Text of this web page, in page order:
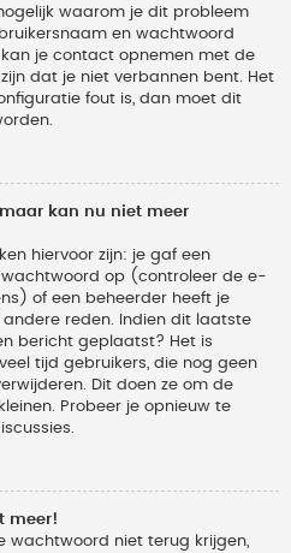
waarom je dit probleem
en wachtwoord
kan je contact opnemen met de
dat je niet verbannen bent. Het
fout is, dan moet dit
kan nu niet meer
hiervoor zijn: je gaf een
op (controleer de e-
of een beheerder heeft je
reden. Indien dit laatste
bericht geplaatst? Het is
tijd gebruikers, die nog geen
Dit doen ze om de
Probeer je opnieuw te
meer!
wachtwoord niet terug krijgen,